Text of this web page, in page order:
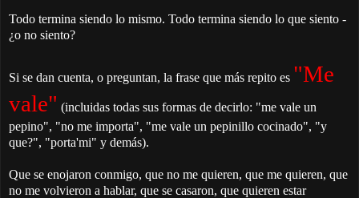
Todo termina siendo lo mismo. Todo termina siendo lo que siento -
¿o no siento?
Si se dan cuenta, o preguntan, la frase que más repito es "Me
vale" (incluidas todas sus formas de decirlo: "me vale un
pepino", "no me importa", "me vale un pepinillo cocinado", "y
que?", "porta'mi" y demás).
Que se enojaron conmigo, que no me quieren, que me quieren, que
no me volvieron a hablar, que se casaron, que quieren estar